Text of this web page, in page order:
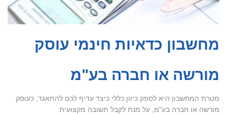
מחשבון כדאיות חינמי עוסק
מורשה או חברה בע"מ
מטרת המחשבון היא לספק כיוון כללי כיצד עדיף לכם להתאגד, כעוסק
מורשה או חברה בע"מ, על מנת לקבל תשובה מקצועית